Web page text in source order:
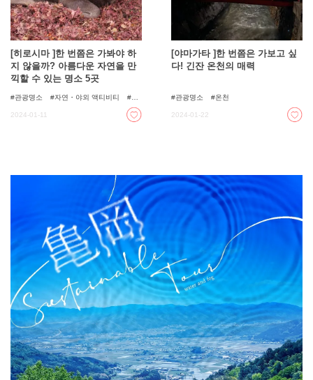
[히로시마 ]한 번쯤은 가봐야 하
지 않을까? 아름다운 자연을 만
끽할 수 있는 명소 5곳
관광명소 자연・야외 액티비티
2024-01-11
[야마가타 ]한 번쯤은 가보고 싶
다! 긴잔 온천의 매력
관광명소 온천
2024-01-22